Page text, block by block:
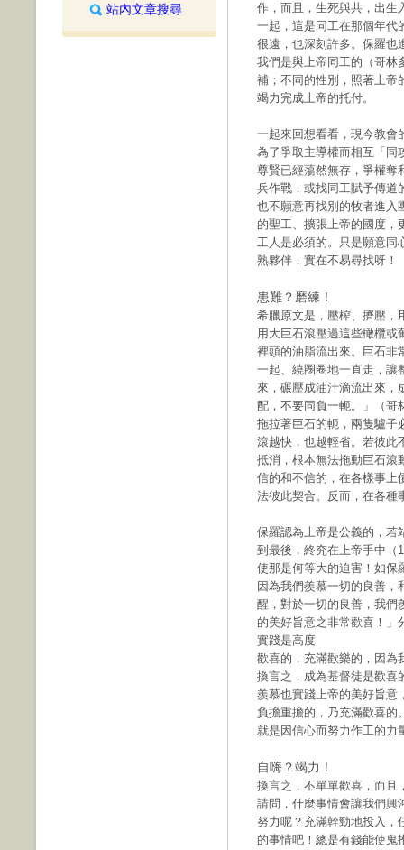
站內文章搜尋
作，而且，生死與共，出生
一起，這是同工在那個年代
很遠，也深刻許多。保羅也
我們是與上帝同工的（哥林
補；不同的性別，照著上帝
竭力完成上帝的托付。
一起來回想看看，現今教會
為了爭取主導權而相互「同
尊賢已經蕩然無存，爭權奪
兵作戰，或找同工賦予傳道
也不願意再找別的牧者進入
的聖工、擴張上帝的國度，
工人是必須的。只是願意同
熟夥伴，實在不易尋找呀！
患難？磨練！
希臘原文是，壓榨、擠壓，
用大巨石滾壓過這些橄欖或
裡頭的油脂流出來。巨石非
一起、繞圈圈地一直走，讓
來，碾壓成油汁滴流出來，
配，不要同負一軛。」（哥
拖拉著巨石的軛，兩隻驢子
滾越快，也越輕省。若彼此
抵消，根本無法拖動巨石滾
信的和不信的，在各樣事上
法彼此契合。反而，在各種
保羅認為上帝是公義的，若
到最後，終究在上帝手中（
使那是何等大的迫害！如保
因為我們羨慕一切的良善，
醒，對於一切的良善，我們
的美好旨意之非常歡喜！」
實踐是高度
歡喜的，充滿歡樂的，因為
換言之，成為基督徒是歡喜
羨慕也實踐上帝的美好旨意
負擔重擔的，乃充滿歡喜的
就是因信心而努力作工的力
自嗨？竭力！
換言之，不單單歡喜，而且
請問，什麼事情會讓我們興
努力呢？充滿幹勁地投入，
的事情吧！總是有錢能使鬼